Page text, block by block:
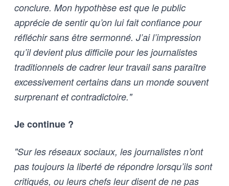
conclure. Mon hypothèse est que le public
apprécie de sentir qu’on lui fait confiance pour
réfléchir sans être sermonné. J’ai l’impression
qu’il devient plus difficile pour les journalistes
traditionnels de cadrer leur travail sans paraître
excessivement certains dans un monde souvent
surprenant et contradictoire."
Je continue ?
"Sur les réseaux sociaux, les journalistes n’ont
pas toujours la liberté de répondre lorsqu’ils sont
critiqués, ou leurs chefs leur disent de ne pas